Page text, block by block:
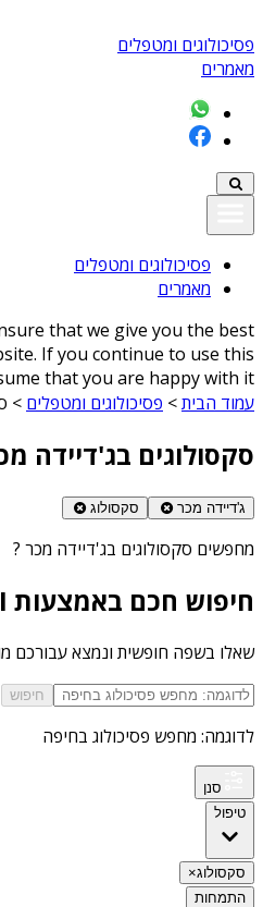
פסיכולוגים ומטפלים
מאמרים
פסיכולוגים ומטפלים
מאמרים
that we give you the best
If you continue to use this
that you are happy with it
עמוד הבית> פסיכולוגים ומטפלים >
סקסולוגים בג'דיידה
ג'דיידה מכר סקסולוג
מחפשים סקסולוגים בג'דיידה מכר ?
חיפוש חכם באמצעות AI
שאלו בשפה חופשית ונמצא עבורכם
חיפוש
לדוגמה: מחפש פסיכולוג בחיפה
סנן
טיפול
סקסולוג×
התמחות